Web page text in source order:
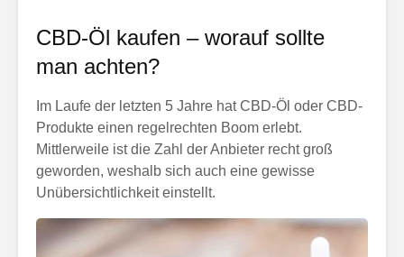
CBD-Öl kaufen – worauf sollte
man achten?
Im Laufe der letzten 5 Jahre hat CBD-Öl oder CBD-
Produkte einen regelrechten Boom erlebt.
Mittlerweile ist die Zahl der Anbieter recht groß
geworden, weshalb sich auch eine gewisse
Unübersichtlichkeit einstellt.